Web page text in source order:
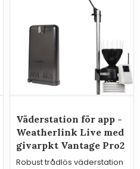
Väderstation för app -
Weatherlink Live med
givarpkt Vantage Pro2
Robust trådlös väderstation